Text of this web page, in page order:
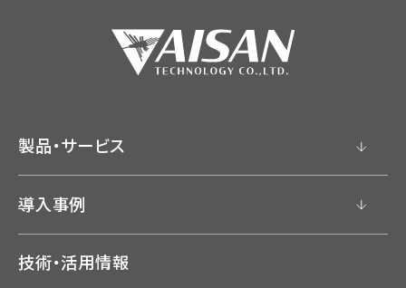
製品・サービス
導入事例
技術・活用情報